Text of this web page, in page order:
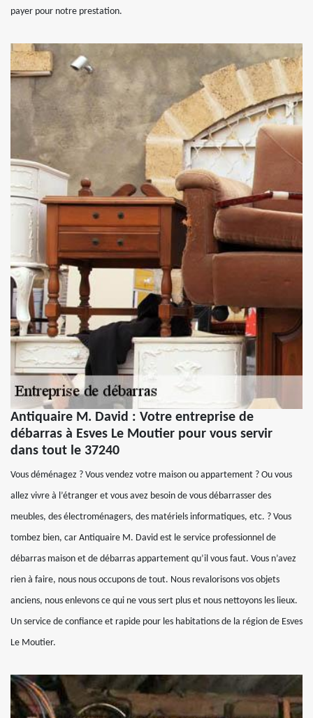
payer pour notre prestation.
Antiquaire M. David : Votre entreprise de
débarras à Esves Le Moutier pour vous servir
dans tout le 37240
Vous déménagez ? Vous vendez votre maison ou appartement ? Ou vous
allez vivre à l’étranger et vous avez besoin de vous débarrasser des
meubles, des électroménagers, des matériels informatiques, etc. ? Vous
tombez bien, car Antiquaire M. David est le service professionnel de
débarras maison et de débarras appartement qu’il vous faut. Vous n’avez
rien à faire, nous nous occupons de tout. Nous revalorisons vos objets
anciens, nous enlevons ce qui ne vous sert plus et nous nettoyons les lieux.
Un service de confiance et rapide pour les habitations de la région de Esves
Le Moutier.